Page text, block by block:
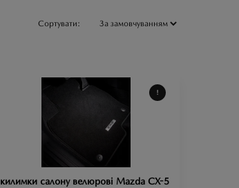
Сортувати:
килимки салону велюрові Mazda CX-5